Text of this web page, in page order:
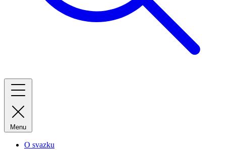
Menu
O svazku